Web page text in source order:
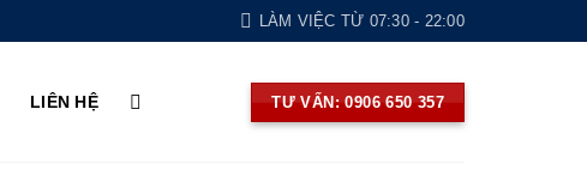
LÀM VIỆC TỪ 07:30 - 22:00
LIÊN HỆ TƯ VẤN: 0906 650 357